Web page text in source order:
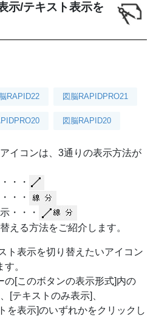
示/テキスト表示を
RAPID22 図脳RAPIDPRO21
図脳RAPID20
イコンは、3通りの表示方法が
・・
・・
・・・
える方法をご紹介します。
ト表示を切り替えたいアイコン
。
の[このボタンの表示形式]内の
[テキストのみ表示]、
を表示]のいずれかをクリックし